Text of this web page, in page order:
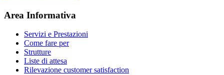
Area Informativa
Servizi e Prestazioni
Come fare per
Strutture
Liste di attesa
Rilevazione customer satisfaction